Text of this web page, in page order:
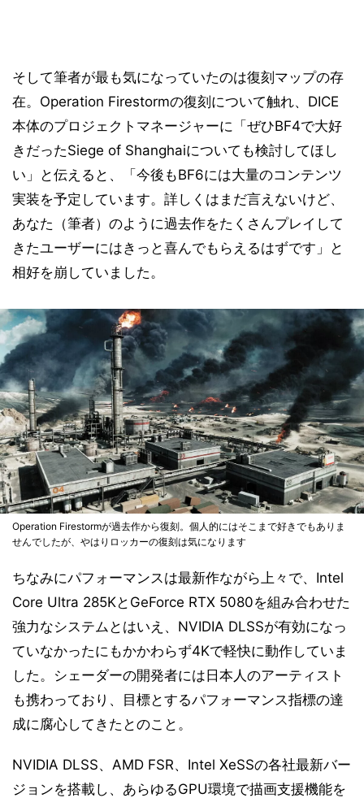
そして筆者が最も気になっていたのは復刻マップの存
在。Operation Firestormの復刻について触れ、DICE
本体のプロジェクトマネージャーに「ぜひBF4で大好
きだったSiege of Shanghaiについても検討してほし
い」と伝えると、「今後もBF6には大量のコンテンツ
実装を予定しています。詳しくはまだ言えないけど、
あなた（筆者）のように過去作をたくさんプレイして
きたユーザーにはきっと喜んでもらえるはずです」と
相好を崩していました。
Operation Firestormが過去作から復刻。個人的にはそこまで好きでもありま
せんでしたが、やはりロッカーの復刻は気になります
ちなみにパフォーマンスは最新作ながら上々で、Intel
Core Ultra 285KとGeForce RTX 5080を組み合わせた
強力なシステムとはいえ、NVIDIA DLSSが有効になっ
ていなかったにもかかわらず4Kで軽快に動作していま
した。シェーダーの開発者には日本人のアーティスト
も携わっており、目標とするパフォーマンス指標の達
成に腐心してきたとのこと。
NVIDIA DLSS、AMD FSR、Intel XeSSの各社最新バー
ジョンを搭載し、あらゆるGPU環境で描画支援機能を